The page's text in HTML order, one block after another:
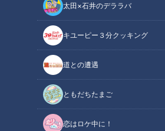
太田×石井のデララバ
キユーピー３分クッキング
道との遭遇
ともだちたまご
恋はロケ中に！
「ノートルダム大聖堂・再建工事」：筆者撮影
この記事の画像（全5枚）